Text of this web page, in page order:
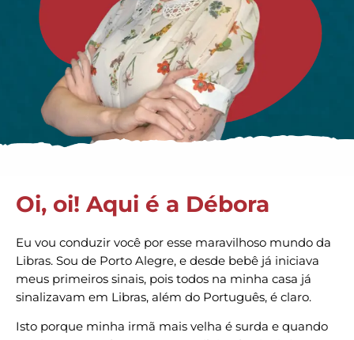
Oi, oi! Aqui é a Débora
Eu vou conduzir você por esse maravilhoso mundo da
Libras. Sou de Porto Alegre, e desde bebê já iniciava
meus primeiros sinais, pois todos na minha casa já
sinalizavam em Libras, além do Português, é claro.
Isto porque minha irmã mais velha é surda e quando